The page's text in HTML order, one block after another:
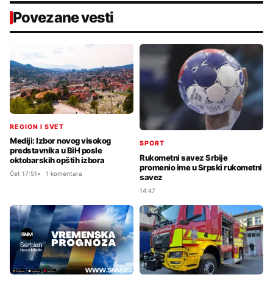
Povezane vesti
REGION I SVET
Mediji: Izbor novog visokog
predstavnika u BiH posle
oktobarskih opštih izbora
Čet 17:51 1 komentara
SPORT
Rukometni savez Srbije
promenio ime u Srpski rukometni
savez
14:47